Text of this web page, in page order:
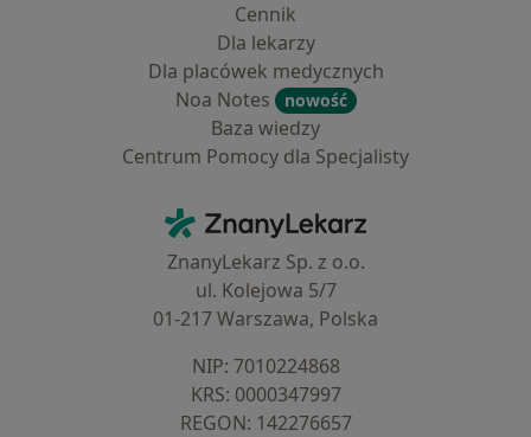
Cennik
Dla lekarzy
Dla placówek medycznych
Noa Notes
nowość
Baza wiedzy
Centrum Pomocy dla Specjalisty
ZnanyLekarz - Strona główna
ZnanyLekarz Sp. z o.o.
ul. Kolejowa 5/7
01-217 Warszawa, Polska
NIP: ⁠7010224868
KRS: ⁠0000347997
REGON: ⁠142276657